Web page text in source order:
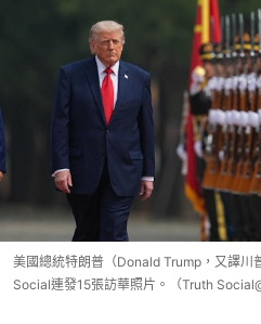
美國總統特朗普（Donald Trump，又譯川
Social連發15張訪華照片。（Truth